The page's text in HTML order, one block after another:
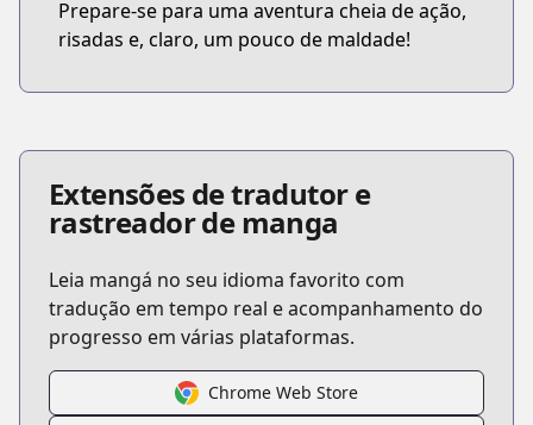
Prepare-se para uma aventura cheia de ação,
risadas e, claro, um pouco de maldade!
Extensões de tradutor e
rastreador de manga
Leia mangá no seu idioma favorito com
tradução em tempo real e acompanhamento do
progresso em várias plataformas.
Chrome Web Store